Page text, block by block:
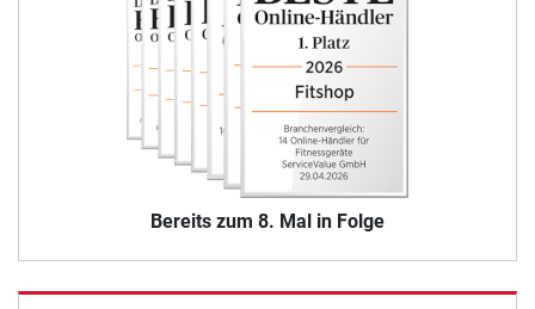
Bereits zum 8. Mal in Folge